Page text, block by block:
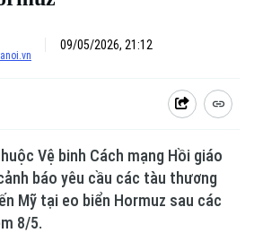
09/05/2026, 21:12
Vệ binh Cách mạng Hồi giáo
báo yêu cầu các tàu thương
Mỹ tại eo biển Hormuz sau các
8/5.